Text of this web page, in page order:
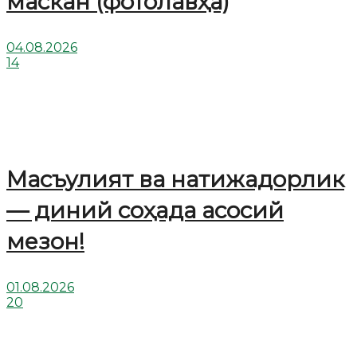
04.08.2026
14
Масъулият ва натижадорлик
— диний соҳада асосий
мезон!
01.08.2026
20